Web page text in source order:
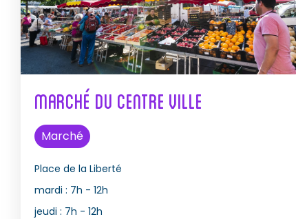
Marché du centre ville
Marché
Place de la Liberté
mardi : 7h - 12h
jeudi : 7h - 12h